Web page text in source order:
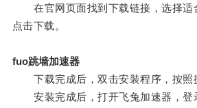
在官网页面找到下载链接，选择适
点击下载。
fuo跳墙加速器
下载完成后，双击安装程序，按照
安装完成后，打开飞兔加速器，登